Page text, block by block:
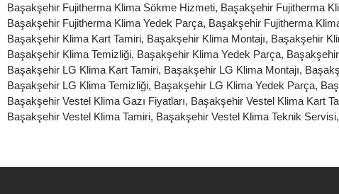
Başakşehir Fujitherma Klima Sökme Hizmeti, Başakşehir Fujitherma
Başakşehir Fujitherma Klima Yedek Parça, Başakşehir Fujitherma
Başakşehir Klima Kart Tamiri, Başakşehir Klima Montajı, Başakşehir
Başakşehir Klima Temizliği, Başakşehir Klima Yedek Parça,
Başakşehir LG Klima Kart Tamiri, Başakşehir LG Klima Montajı,
Başakşehir LG Klima Temizliği, Başakşehir LG Klima Yedek Parça,
Başakşehir Vestel Klima Gazı Fiyatları, Başakşehir Vestel Klima Kart
Başakşehir Vestel Klima Tamiri, Başakşehir Vestel Klima Teknik Servisi,